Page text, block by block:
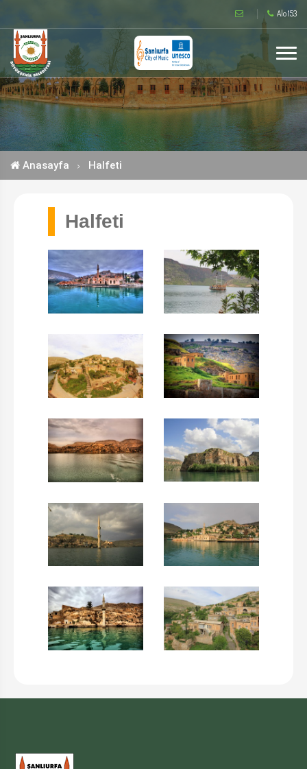
Alo 153
Anasayfa Halfeti
Halfeti